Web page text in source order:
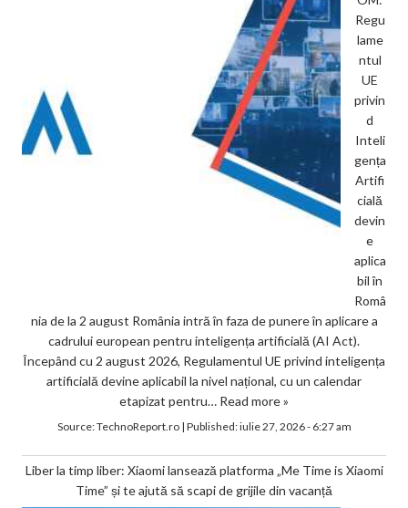
Regu
lame
ntul
UE
privin
d
Inteli
gența
Artifi
cială
devin
e
aplica
bil în
Româ
nia de la 2 august România intră în faza de punere în aplicare a
cadrului european pentru inteligența artificială (AI Act).
Începând cu 2 august 2026, Regulamentul UE privind inteligența
artificială devine aplicabil la nivel național, cu un calendar
etapizat pentru… Read more »
Source:TechnoReport.ro| Published:iulie 27, 2026 - 6:27 am
Liber la timp liber: Xiaomi lansează platforma „Me Time is Xiaomi
Time” și te ajută să scapi de grijile din vacanță